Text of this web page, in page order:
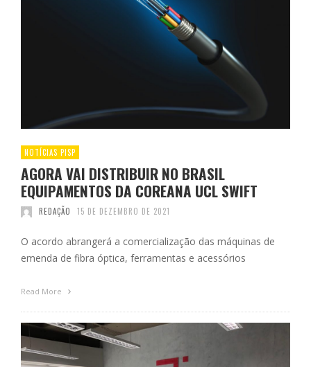
NOTÍCIAS PISP
AGORA VAI DISTRIBUIR NO BRASIL
EQUIPAMENTOS DA COREANA UCL SWIFT
REDAÇÃO 15 DE DEZEMBRO DE 2021
O acordo abrangerá a comercialização das máquinas de
emenda de fibra óptica, ferramentas e acessórios
Read More